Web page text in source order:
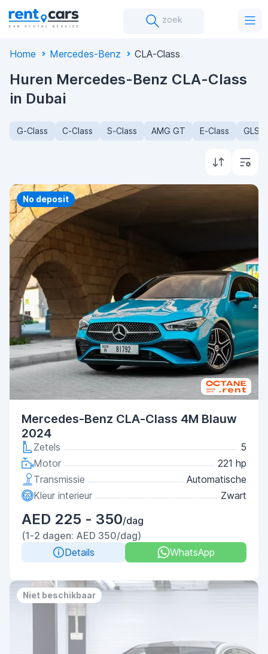
zoek
Home Mercedes-Benz CLA-Class
Huren Mercedes-Benz CLA-Class
in Dubai
G-Class C-Class S-Class AMG GT E-Class GLS-
Priority
No deposit
Mercedes-Benz CLA-Class 4M Blauw
2024
Zetels
5
Motor
221 hp
Transmissie
Automatische
Kleur interieur
Zwart
AED 225 - 350/dag
(1-2 dagen: AED 350/dag)
Details
WhatsApp
Niet beschikbaar